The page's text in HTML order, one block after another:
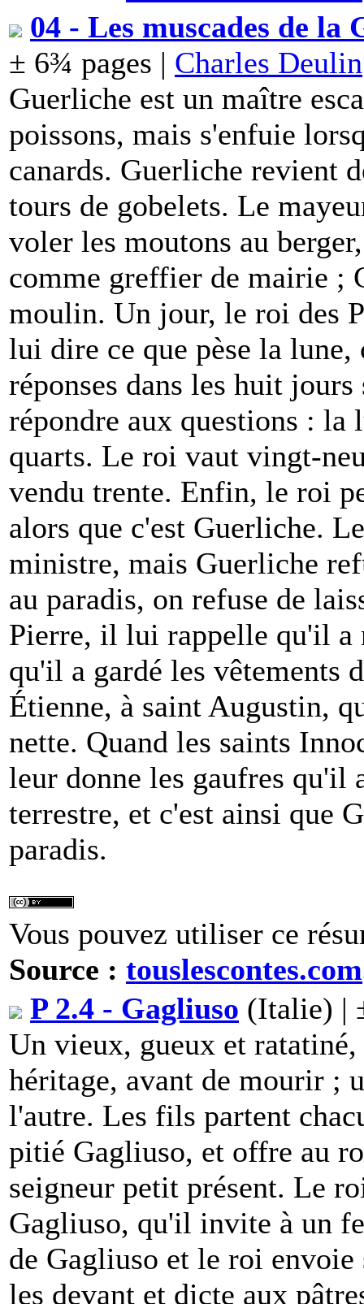
04 - Les muscades de la
± 6¾ pages | Charles Deulin
Guerliche est un maître
poissons, mais s'enfuie
canards. Guerliche revient
tours de gobelets. Le
voler les moutons au
comme greffier de mairie ;
moulin. Un jour, le roi des
lui dire ce que pèse la
réponses dans les huit
répondre aux questions : la
quarts. Le roi vaut vingt-
vendu trente. Enfin, le roi
alors que c'est Guerliche.
ministre, mais Guerliche
au paradis, on refuse de
Pierre, il lui rappelle qu'il a
qu'il a gardé les vêtements
Étienne, à saint Augustin,
nette. Quand les saints
leur donne les gaufres qu'il
terrestre, et c'est ainsi que
paradis.
Vous pouvez utiliser ce
Source : touslescontes.com
P 2.4 - Gagliuso (Italie) |
Un vieux, gueux et ratatiné,
héritage, avant de mourir ;
l'autre. Les fils partent
pitié Gagliuso, et offre au
seigneur petit présent. Le
Gagliuso, qu'il invite à un
de Gagliuso et le roi
les devant et dicte aux